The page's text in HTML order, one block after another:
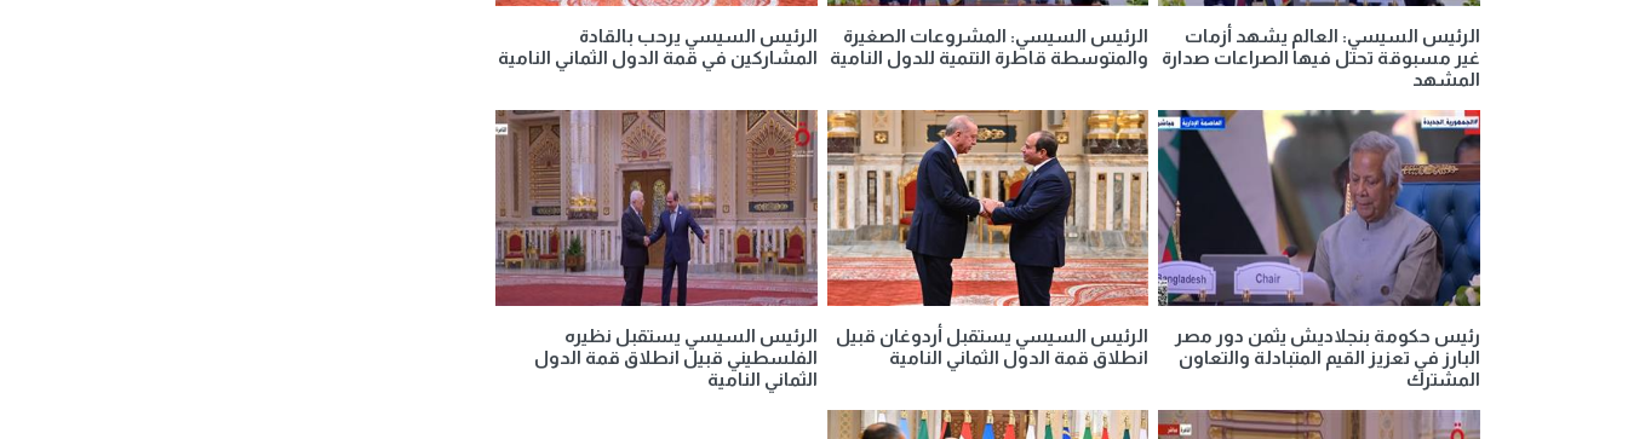
الرئيس السيسي: العالم يشهد أزمات
غير مسبوقة تحتل فيها الصراعات صدارة
المشهد
الرئيس السيسي: المشروعات الصغيرة
والمتوسطة قاطرة التنمية للدول النامية
الرئيس السيسي يرحب بالقادة
المشاركين في قمة الدول الثماني النامية
رئيس حكومة بنجلاديش يثمن دور مصر
البارز في تعزيز القيم المتبادلة والتعاون
المشترك
الرئيس السيسي يستقبل أردوغان قبيل
انطلاق قمة الدول الثماني النامية
الرئيس السيسي يستقبل نظيره
الفلسطيني قبيل انطلاق قمة الدول
الثماني النامية